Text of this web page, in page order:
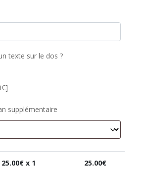
texte sur le dos ?
supplémentaire
25.00€ x 1 25.00€